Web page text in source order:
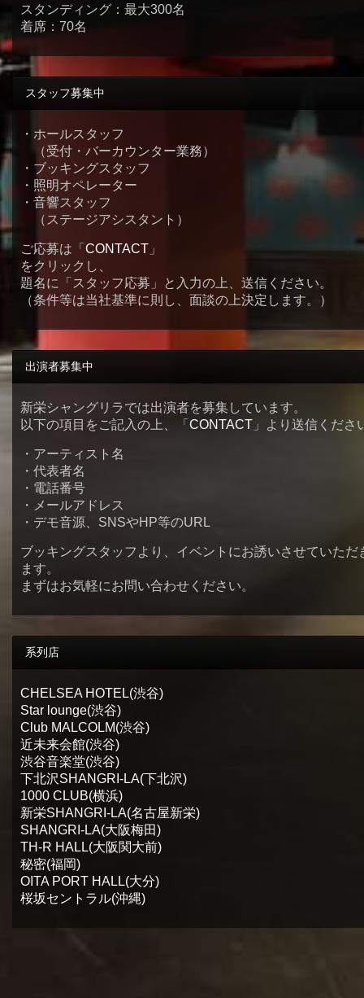
スタンディング：最大300名
着席：70名
スタッフ募集中
・ホールスタッフ
（受付・バーカウンター業務）
・ブッキングスタッフ
・照明オペレーター
・音響スタッフ
（ステージアシスタント）
ご応募は「 CONTACT」
をクリックし、
題名に「スタッフ応募」と入力の上、送信ください。
（条件等は当社基準に則し、面談の上決定します。）
出演者募集中
新栄シャングリラでは出演者を募集しています。
以下の項目をご記入の上、「 CONTACT」より送信くださ
・アーティスト名
・代表者名
・電話番号
・メールアドレス
・デモ音源、SNSやHP等のURL
ブッキングスタッフより、イベントにお誘いさせていただ
ます。
まずはお気軽にお問い合わせください。
系列店
CHELSEA HOTEL(渋谷)
Star lounge(渋谷)
Club MALCOLM(渋谷)
近未来会館(渋谷)
渋谷音楽堂(渋谷)
下北沢SHANGRI-LA(下北沢)
1000 CLUB(横浜)
新栄SHANGRI-LA(名古屋新栄)
SHANGRI-LA(大阪梅田)
TH-R HALL(大阪関大前)
秘密(福岡)
OITA PORT HALL(大分)
桜坂セントラル(沖縄)